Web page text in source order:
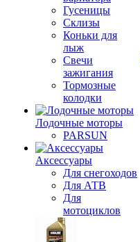
Гусеницы
Склизы
Коньки для
лыж
Свечи
зажигания
Тормозные
колодки
Лодочные моторы
PARSUN
Аксессуары
Для снегоходов
Для АТВ
Для
мотоциклов